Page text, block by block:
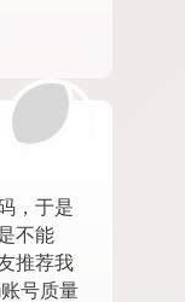
，于是
不能
推荐我
号质量